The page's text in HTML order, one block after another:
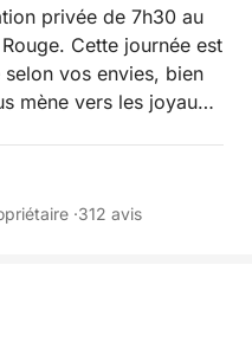
privée de 7h30 au
Cette journée est
vos envies, bien
mène vers les joyaux
et l'Archipel du
pour une immersion
de la cité phocéenne.
disponible en option
·312 avis